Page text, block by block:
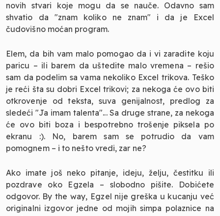
novih stvari koje mogu da se nauče. Odavno sam
shvatio da "znam koliko ne znam" i da je Excel
čudovišno moćan program.
Elem, da bih vam malo pomogao da i vi zaradite koju
paricu – ili barem da uštedite malo vremena – rešio
sam da podelim sa vama nekoliko Excel trikova. Teško
je reći šta su dobri Excel trikovi; za nekoga će ovo biti
otkrovenje od teksta, suva genijalnost, predlog za
sledeći "Ja imam talenta"... Sa druge strane, za nekoga
će ovo biti boza i bespotrebno trošenje piksela po
ekranu :). No, barem sam se potrudio da vam
pomognem – i to nešto vredi, zar ne?
Ako imate još neko pitanje, ideju, želju, čestitku ili
pozdrave oko Egzela – slobodno pišite. Dobićete
odgovor. By the way, Egzel nije greška u kucanju već
originalni izgovor jedne od mojih simpa polaznice na